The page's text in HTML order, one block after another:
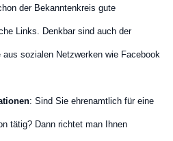
der Bekanntenkreis gute
Links. Denkbar sind auch der
sozialen Netzwerken wie Facebook
: Sind Sie ehrenamtlich für eine
tätig? Dann richtet man Ihnen